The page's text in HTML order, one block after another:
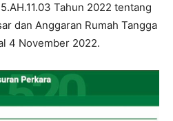
Tahun 2022 tentang
dan Anggaran Rumah Tangga
4 November 2022.